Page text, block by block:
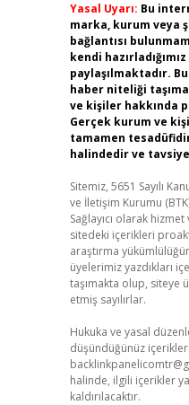
Yasal Uyarı: Bu
marka, kurum veya
bağlantısı
kendi
paylaşılmaktadır.
haber niteliği
ve kişiler hakkında
Gerçek kurum ve
tamamen
halindedir ve
Sitemiz, 5651 Sayılı
ve İletişim Kurumu
Sağlayıcı olarak
sitedeki içerikleri
araştırma
üyelerimiz yazdıkları
taşımakta olup, siteye
etmiş sayılırlar.
Hukuka ve yasal
düşündüğünüz
halinde, ilgili içerikler
kaldırılacaktır.